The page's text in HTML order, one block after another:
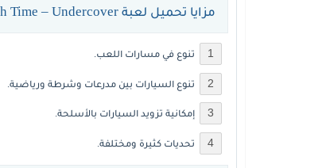
مزايا تحميل لعبة Crash Time – Undercover للكمبيوتر
تنوع في مسارات اللعب.
تنوع السيارات بين مدرعات وشرطة ورياضية.
إمكانية تزويد السيارات بالأسلحة.
تحديات كثيرة ومختلفة.